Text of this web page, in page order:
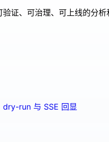
证、可治理、可上线的分析
run 与 SSE 回显